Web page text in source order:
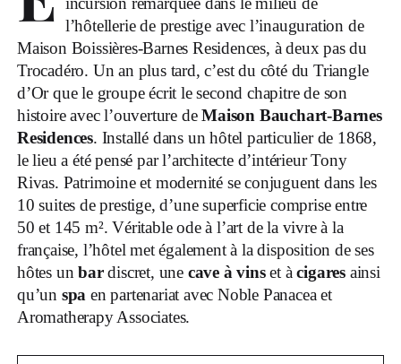
l’hôtellerie de prestige avec l’inauguration de
Maison Boissières-Barnes Residences, à deux pas du
Trocadéro. Un an plus tard, c’est du côté du Triangle
d’Or que le groupe écrit le second chapitre de son
histoire avec l’ouverture deMaison Bauchart-Barnes
Residences. Installé dans un hôtel particulier de 1868,
le lieu a été pensé par l’architecte d’intérieur Tony
Rivas. Patrimoine et modernité se conjuguent dans les
10 suites de prestige, d’une superficie comprise entre
50 et 145 m². Véritable ode à l’art de la vivre à la
française, l’hôtel met également à la disposition de ses
hôtes unbardiscret, une cave à vinset àcigares ainsi
qu’un spa en partenariat avec Noble Panacea et
Aromatherapy Associates.